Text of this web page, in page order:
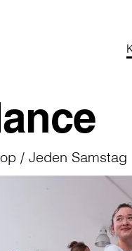
/ Jeden